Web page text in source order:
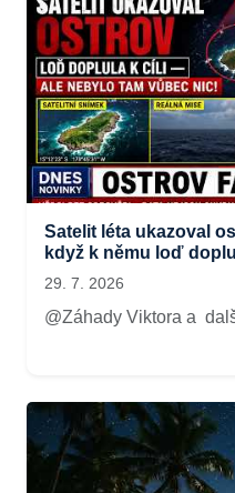
Satelit léta ukazoval
když k němu loď
29. 7. 2026
@Záhady Viktora a